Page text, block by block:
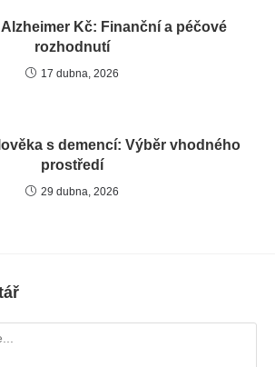
Kč: Finanční a péčové
rozhodnutí
17 dubna, 2026
s demencí: Výběr vhodného
prostředí
29 dubna, 2026